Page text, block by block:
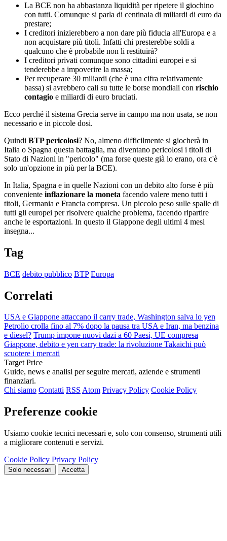
La BCE non ha abbastanza liquidità per ripetere il giochino
con tutti. Comunque si parla di centinaia di miliardi di euro da
prestare;
I creditori inizierebbero a non dare più fiducia all'Europa e a
non acquistare più titoli. Infatti chi presterebbe soldi a
qualcuno che è probabile non li restituirà?
I creditori privati comunque sono cittadini europei e si
tenderebbe a impoverire la massa;
Per recuperare 30 miliardi (che è una cifra relativamente
bassa) si avrebbero cali su tutte le borse mondiali con rischio
contagio e miliardi di euro bruciati.
Ecco perché il sistema Grecia serve in campo ma non usata, se non
necessario e in piccole dosi.
Quindi BTP pericolosi? No, almeno difficilmente si giocherà in
Italia o Spagna questa battaglia, ma diventano pericolosi i titoli di
Stato di Nazioni in "pericolo" (ma forse queste già lo erano, ora c'è
solo un'opzione in più per la BCE).
In Italia, Spagna e in quelle Nazioni con un debito alto forse è più
conveniente inflazionare la moneta facendo valere meno tutti i
titoli, Germania e Francia compresa. Un piccolo peso sulle spalle di
tutti gli europei per risolvere qualche problema, facendo ripartire
anche le esportazioni. In questo il Giappone degli ultimi 4 mesi
insegna...
Tag
BCE debito pubblico BTP Europa
Correlati
USA e Giappone attaccano il carry trade, Washington salva lo yen
Petrolio crolla fino al 7% dopo la pausa tra USA e Iran, ma benzina
e diesel? Trump impone nuovi dazi a 60 Paesi, UE compresa
Giappone, debito e yen carry trade: la rivoluzione Takaichi può
scuotere i mercati
Target Price
Guide, news e analisi per seguire mercati, aziende e strumenti
finanziari.
Chi siamo Contatti RSS Atom Privacy Policy Cookie Policy
Preferenze cookie
Usiamo cookie tecnici necessari e, solo con consenso, strumenti utili
a migliorare contenuti e servizi.
Cookie Policy Privacy Policy
Solo necessari Accetta